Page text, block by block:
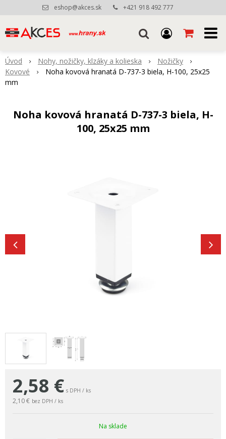
eshop@akces.sk +421 918 492 777
Úvod Nohy, nožičky, klzáky a kolieska
Nožičky
Kovové
Noha kovová hranatá D-737-3 biela, H-100, 25x25
mm
Noha kovová hranatá D-737-3 biela, H-
100, 25x25 mm
2,58 € s DPH / ks
2,10 € bez DPH / ks
Na sklade